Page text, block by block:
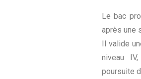
Le bac
après une
Il valide
niveau
poursuite